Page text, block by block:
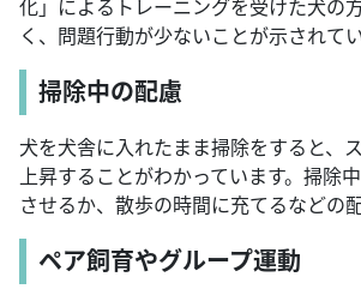
化」によるトレーニングを受けた犬の
く、問題行動が少ないことが示されてい
掃除中の配慮
犬を犬舎に入れたまま掃除をすると、
上昇することがわかっています。掃除
させるか、散歩の時間に充てるなどの
ペア飼育やグループ運動